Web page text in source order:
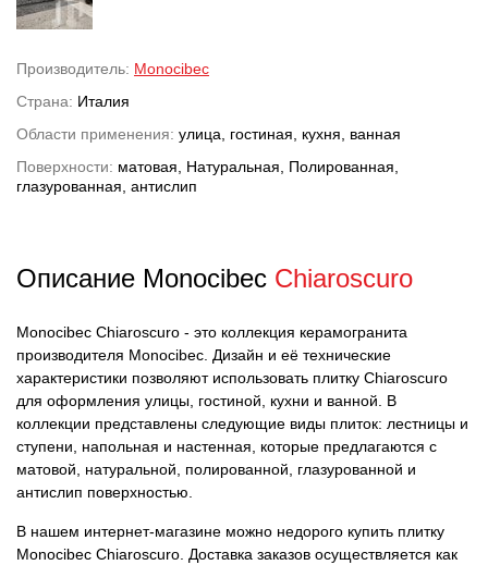
Производитель: Monocibec
Страна: Италия
Области применения: улица, гостиная, кухня, ванная
Поверхности: матовая, Натуральная, Полированная,
глазурованная, антислип
Описание Monocibec Chiaroscuro
Monocibec Chiaroscuro - это коллекция керамогранита
производителя Monocibec. Дизайн и её технические
характеристики позволяют использовать плитку Chiaroscuro
для оформления улицы, гостиной, кухни и ванной. В
коллекции представлены следующие виды плиток: лестницы и
ступени, напольная и настенная, которые предлагаются с
матовой, натуральной, полированной, глазурованной и
антислип поверхностью.
В нашем интернет-магазине можно недорого купить плитку
Monocibec Chiaroscuro. Доставка заказов осуществляется как